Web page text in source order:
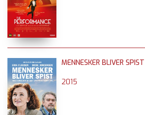
MENNESKER BLIVER SPIST
2015